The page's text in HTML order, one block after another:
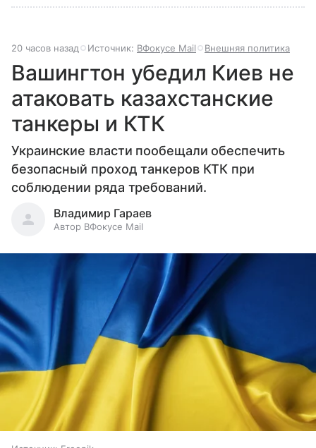
20 часов назад Источник: ВФокусе Mail Внешняя политика
Вашингтон убедил Киев не
атаковать казахстанские
танкеры и КТК
Украинские власти пообещали обеспечить
безопасный проход танкеров КТК при
соблюдении ряда требований.
Владимир Гараев
Автор ВФокусе Mail